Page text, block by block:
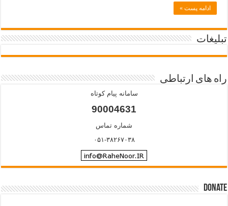
ادامه پست »
تبلیغات
راه های ارتباطی
سامانه پیام کوتاه
90004631
شماره تماس
۰۵۱-۳۸۲۶۷۰۳۸
Donate